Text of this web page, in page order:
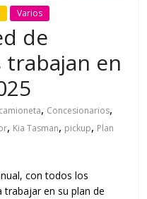
Varios
de
en
camioneta, Concesionarios,
, Kia Tasman, pickup, Plan
con todos los
trabajar en su plan de